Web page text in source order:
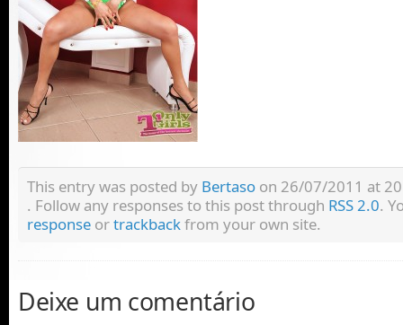
This entry was posted by Bertaso on 26/07/2011 at
. Follow any responses to this post through RSS 2.0.
response ortrackbackfrom your own site.
Deixe um comentário